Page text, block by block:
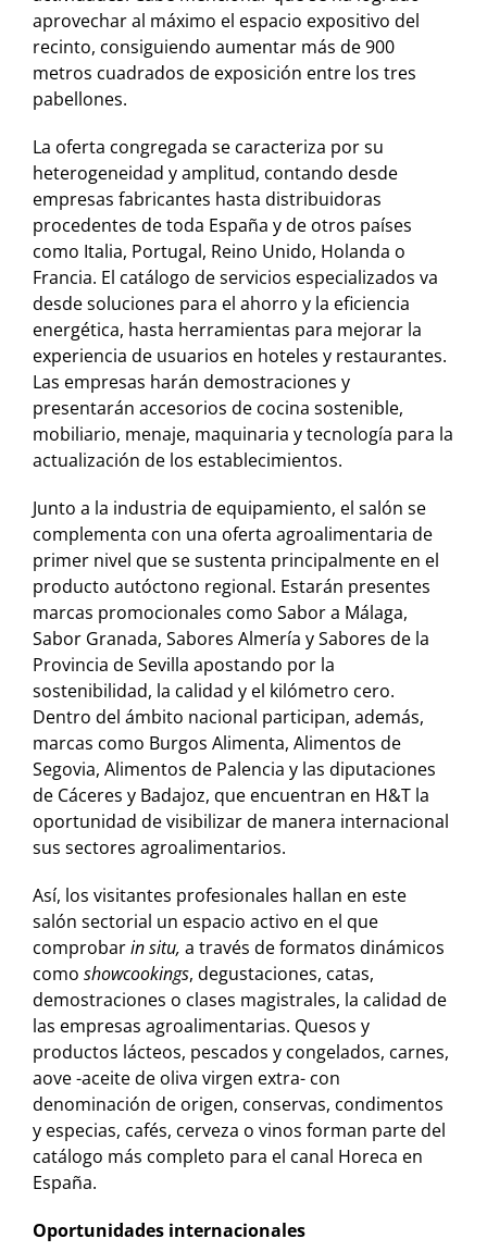
aprovechar al máximo el espacio expositivo del
recinto, consiguiendo aumentar más de 900
metros cuadrados de exposición entre los tres
pabellones.
La oferta congregada se caracteriza por su
heterogeneidad y amplitud, contando desde
empresas fabricantes hasta distribuidoras
procedentes de toda España y de otros países
como Italia, Portugal, Reino Unido, Holanda o
Francia. El catálogo de servicios especializados va
desde soluciones para el ahorro y la eficiencia
energética, hasta herramientas para mejorar la
experiencia de usuarios en hoteles y restaurantes.
Las empresas harán demostraciones y
presentarán accesorios de cocina sostenible,
mobiliario, menaje, maquinaria y tecnología para la
actualización de los establecimientos.
Junto a la industria de equipamiento, el salón se
complementa con una oferta agroalimentaria de
primer nivel que se sustenta principalmente en el
producto autóctono regional. Estarán presentes
marcas promocionales como Sabor a Málaga,
Sabor Granada, Sabores Almería y Sabores de la
Provincia de Sevilla apostando por la
sostenibilidad, la calidad y el kilómetro cero.
Dentro del ámbito nacional participan, además,
marcas como Burgos Alimenta, Alimentos de
Segovia, Alimentos de Palencia y las diputaciones
de Cáceres y Badajoz, que encuentran en H&T la
oportunidad de visibilizar de manera internacional
sus sectores agroalimentarios.
Así, los visitantes profesionales hallan en este
salón sectorial un espacio activo en el que
comprobarin situ, a través de formatos dinámicos
como showcookings, degustaciones, catas,
demostraciones o clases magistrales, la calidad de
las empresas agroalimentarias. Quesos y
productos lácteos, pescados y congelados, carnes,
aove -aceite de oliva virgen extra- con
denominación de origen, conservas, condimentos
y especias, cafés, cerveza o vinos forman parte del
catálogo más completo para el canal Horeca en
España.
Oportunidades internacionales